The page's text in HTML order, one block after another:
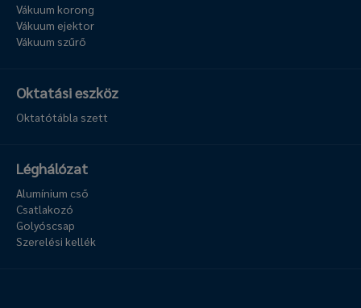
Vákuum korong
Vákuum ejektor
Vákuum szűrő
Oktatási eszköz
Oktatótábla szett
Léghálózat
Alumínium cső
Csatlakozó
Golyóscsap
Szerelési kellék